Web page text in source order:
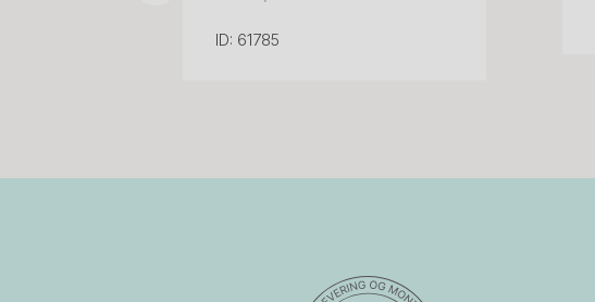
ID: 61785